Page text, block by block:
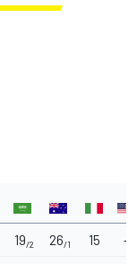
19/2 26/1 15 -